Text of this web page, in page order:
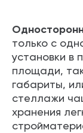
только с
установки в
площади,
габариты,
стеллажи
хранения